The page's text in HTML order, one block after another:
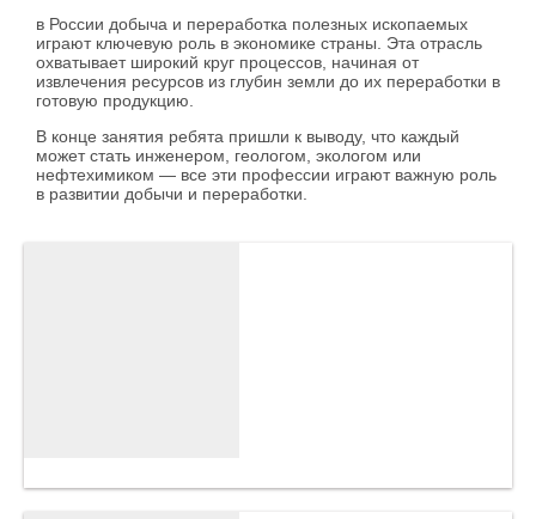
в России добыча и переработка полезных ископаемых
играют ключевую роль в экономике страны. Эта отрасль
охватывает широкий круг процессов, начиная от
извлечения ресурсов из глубин земли до их переработки в
готовую продукцию.
В конце занятия ребята пришли к выводу, что каждый
может стать инженером, геологом, экологом или
нефтехимиком — все эти профессии играют важную роль
в развитии добычи и переработки.